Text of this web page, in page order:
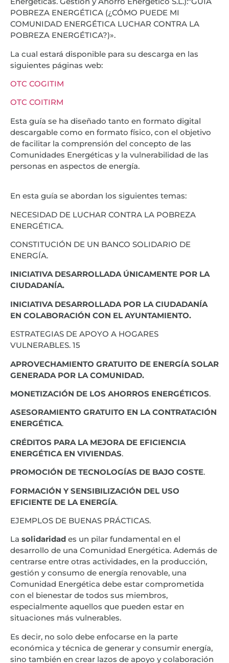
POBREZA ENERGÉTICA (¿CÓMO PUEDE MI
COMUNIDAD ENERGÉTICA LUCHAR CONTRA LA
POBREZA ENERGÉTICA?)».
La cual estará disponible para su descarga en las
siguientes páginas web:
OTC COGITIM
OTC COITIRM
Esta guía se ha diseñado tanto en formato digital
descargable como en formato físico, con el objetivo
de facilitar la comprensión del concepto de las
Comunidades Energéticas y la vulnerabilidad de las
personas en aspectos de energía.
En esta guía se abordan los siguientes temas:
NECESIDAD DE LUCHAR CONTRA LA POBREZA
ENERGÉTICA.
CONSTITUCIÓN DE UN BANCO SOLIDARIO DE
ENERGÍA.
INICIATIVA DESARROLLADA ÚNICAMENTE POR LA
CIUDADANÍA.
INICIATIVA DESARROLLADA POR LA CIUDADANÍA
EN COLABORACIÓN CON EL AYUNTAMIENTO.
ESTRATEGIAS DE APOYO A HOGARES
VULNERABLES. 15
APROVECHAMIENTO GRATUITO DE ENERGÍA SOLAR
GENERADA POR LA COMUNIDAD.
MONETIZACIÓN DE LOS AHORROS ENERGÉTICOS.
ASESORAMIENTO GRATUITO EN LA CONTRATACIÓN
ENERGÉTICA.
CRÉDITOS PARA LA MEJORA DE EFICIENCIA
ENERGÉTICA EN VIVIENDAS.
PROMOCIÓN DE TECNOLOGÍAS DE BAJO COSTE.
FORMACIÓN Y SENSIBILIZACIÓN DEL USO
EFICIENTE DE LA ENERGÍA.
EJEMPLOS DE BUENAS PRÁCTICAS.
La solidaridad es un pilar fundamental en el
desarrollo de una Comunidad Energética. Además de
centrarse entre otras actividades, en la producción,
gestión y consumo de energía renovable, una
Comunidad Energética debe estar comprometida
con el bienestar de todos sus miembros,
especialmente aquellos que pueden estar en
situaciones más vulnerables.
Es decir, no solo debe enfocarse en la parte
económica y técnica de generar y consumir energía,
sino también en crear lazos de apoyo y colaboración